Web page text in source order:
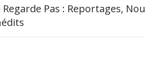
Regarde Pas : Reportages,